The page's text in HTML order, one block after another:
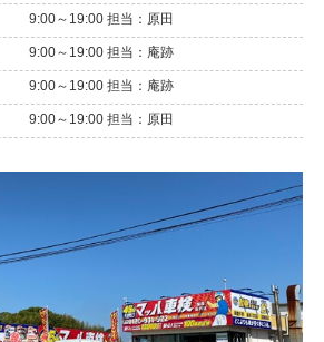
9:00～19:00 担当：原田
9:00～19:00 担当：庵跡
9:00～19:00 担当：庵跡
9:00～19:00 担当：原田